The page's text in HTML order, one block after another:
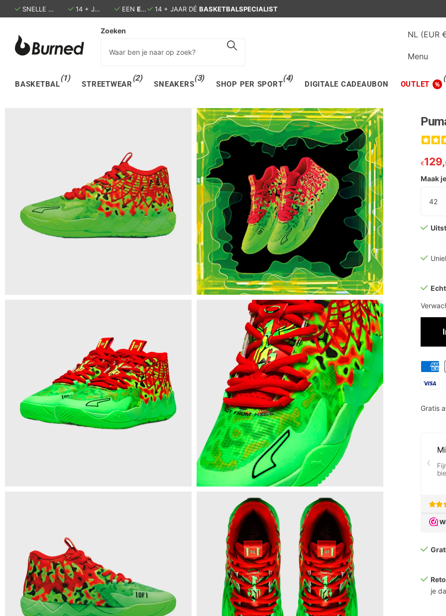
SNELLE LEVERING: BINNEN 1 - 3 DAGEN IN HUIS
14 + JAAR DÉ BASKETBALSPECIALIST
EENECHTE WINKEL IN DEN BOSCH
EEN ECHTE WINKEL IN DEN BOSCH
Zoeken NL (EUR
Menu
BASKETBAL
(1)
STREETWEAR
(2)
SNEAKERS
(3)
SHOP PER SPORT
(4)
DIGITALE CADEAUBON OUTLET
€129,
Maak
Gratis
je